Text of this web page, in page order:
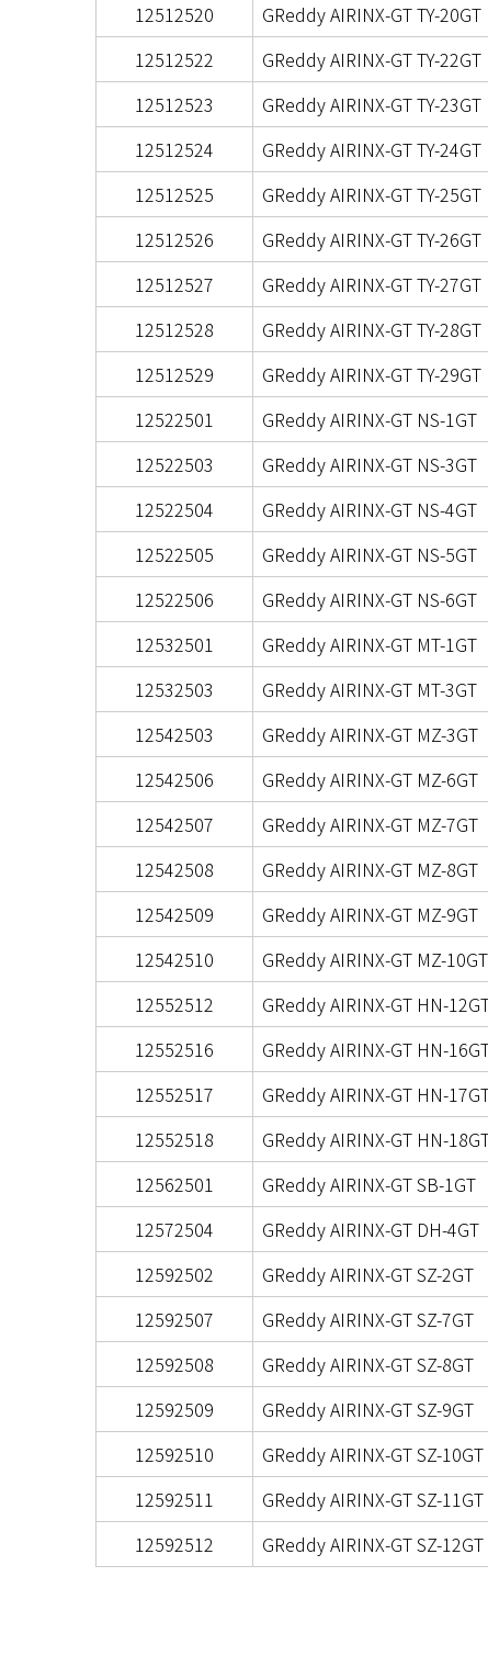
12512520
GReddy AIRINX-GT TY-20GT
12512522
GReddy AIRINX-GT TY-22GT
12512523
GReddy AIRINX-GT TY-23GT
12512524
GReddy AIRINX-GT TY-24GT
12512525
GReddy AIRINX-GT TY-25GT
12512526
GReddy AIRINX-GT TY-26GT
12512527
GReddy AIRINX-GT TY-27GT
12512528
GReddy AIRINX-GT TY-28GT
12512529
GReddy AIRINX-GT TY-29GT
12522501
GReddy AIRINX-GT NS-1GT
12522503
GReddy AIRINX-GT NS-3GT
12522504
GReddy AIRINX-GT NS-4GT
12522505
GReddy AIRINX-GT NS-5GT
12522506
GReddy AIRINX-GT NS-6GT
12532501
GReddy AIRINX-GT MT-1GT
12532503
GReddy AIRINX-GT MT-3GT
12542503
GReddy AIRINX-GT MZ-3GT
12542506
GReddy AIRINX-GT MZ-6GT
12542507
GReddy AIRINX-GT MZ-7GT
12542508
GReddy AIRINX-GT MZ-8GT
12542509
GReddy AIRINX-GT MZ-9GT
12542510
GReddy AIRINX-GT MZ-10GT
12552512
GReddy AIRINX-GT HN-
12552516
GReddy AIRINX-GT HN-
12552517
GReddy AIRINX-GT HN-
12552518
GReddy AIRINX-GT HN-
12562501
GReddy AIRINX-GT SB-1GT
12572504
GReddy AIRINX-GT DH-4GT
12592502
GReddy AIRINX-GT SZ-2GT
12592507
GReddy AIRINX-GT SZ-7GT
12592508
GReddy AIRINX-GT SZ-8GT
12592509
GReddy AIRINX-GT SZ-9GT
12592510
GReddy AIRINX-GT SZ-10GT
12592511
GReddy AIRINX-GT SZ-11GT
12592512
GReddy AIRINX-GT SZ-12GT